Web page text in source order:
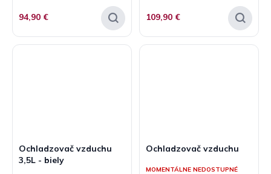
94,90 € 109,90 €
Ochladzovač vzduchu
3,5L - biely
Ochladzovač vzduchu
MOMENTÁLNE NEDOSTUPNÉ